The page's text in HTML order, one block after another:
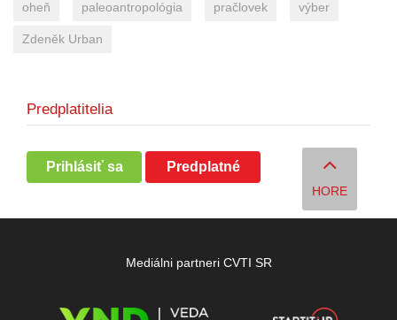
oheň paleoantropológia pračlovek výber
Zdeněk Urban
Predplatitelia
Prihlásiť sa Predplatné
HORE
Mediálni partneri CVTI SR